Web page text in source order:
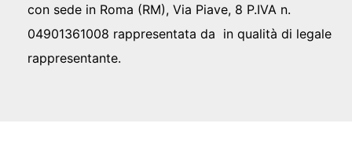
con sede in Roma (RM), Via Piave, 8 P.IVA n.
04901361008 rappresentata da in qualità di legale
rappresentante.